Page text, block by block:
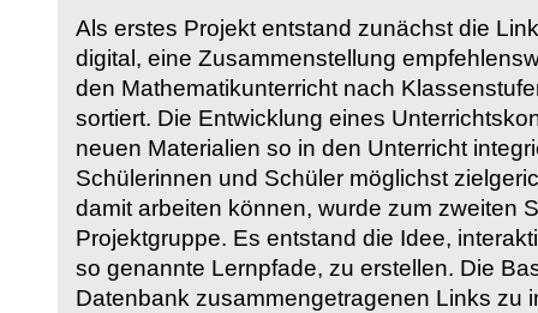
Als erstes Projekt entstand zunächst die
digital, eine Zusammenstellung
den Mathematikunterricht nach
sortiert. Die Entwicklung eines
neuen Materialien so in den Unterricht
Schülerinnen und Schüler möglichst
damit arbeiten können, wurde zum zweiten
Projektgruppe. Es entstand die Idee,
so genannte Lernpfade, zu erstellen. Die
Datenbank zusammengetragenen Links zu